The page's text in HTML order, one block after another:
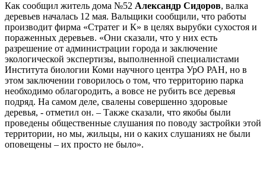
Как сообщил житель дома №52 Александр Сидоров, валка
деревьев началась 12 мая. Вальщики сообщили, что работы
производит фирма «Стратег и К» в целях вырубки сухостоя и
пораженных деревьев. «Они сказали, что у них есть
разрешение от администрации города и заключение
экологической экспертизы, выполненной специалистами
Института биологии Коми научного центра УрО РАН, но в
этом заключении говорилось о том, что территорию парка
необходимо облагородить, а вовсе не рубить все деревья
подряд. На самом деле, свалены совершенно здоровые
деревья, - отметил он. – Также сказали, что якобы были
проведены общественные слушания по поводу застройки этой
территории, но мы, жильцы, ни о каких слушаниях не были
оповещены – их просто не было».